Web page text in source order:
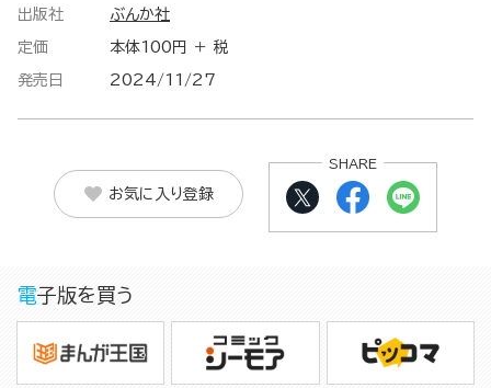
出版社 ぶんか社
定価 本体100円 ＋ 税
発売日 2024/11/27
お気に入り登録
SHARE
電子版を買う